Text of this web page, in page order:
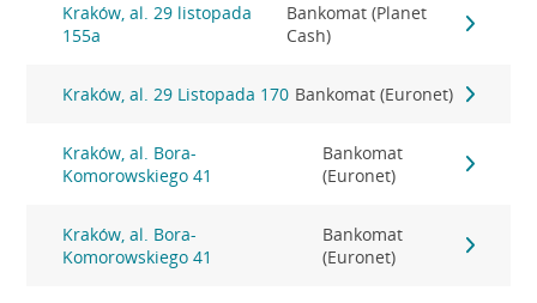
Kraków, al. 29 listopada
155a
Bankomat (Planet
Cash)
Kraków, al. 29 Listopada 170 Bankomat (Euronet)
Kraków, al. Bora-
Komorowskiego 41
Bankomat
(Euronet)
Kraków, al. Bora-
Komorowskiego 41
Bankomat
(Euronet)